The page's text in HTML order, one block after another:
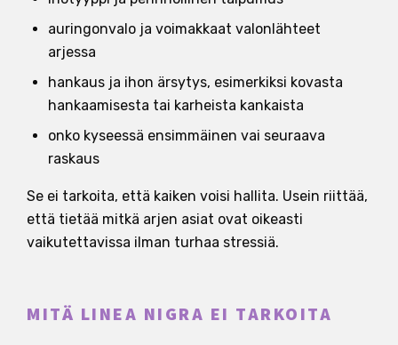
auringonvalo ja voimakkaat valonlähteet
arjessa
hankaus ja ihon ärsytys, esimerkiksi kovasta
hankaamisesta tai karheista kankaista
onko kyseessä ensimmäinen vai seuraava
raskaus
Se ei tarkoita, että kaiken voisi hallita. Usein riittää,
että tietää mitkä arjen asiat ovat oikeasti
vaikutettavissa ilman turhaa stressiä.
MITÄ LINEA NIGRA EI TARKOITA